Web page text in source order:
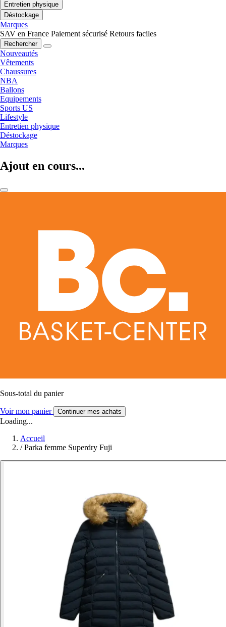
Entretien physique
Déstockage
Marques
SAV en France Paiement sécurisé Retours faciles
Rechercher
Nouveautés
Vêtements
Chaussures
NBA
Ballons
Equipements
Sports US
Lifestyle
Entretien physique
Déstockage
Marques
Ajout en cours...
Sous-total du panier
Voir mon panier Continuer mes achats
Loading...
Accueil
/ Parka femme Superdry Fuji